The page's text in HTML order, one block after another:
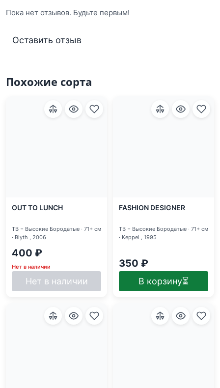
Пока нет отзывов. Будьте первым!
Оставить отзыв
Похожие сорта
OUT TO LUNCH
TB − Высокие Бородатые · 71+ см
· Blyth , 2006
400 ₽
Нет в наличии
Нет в наличии
FASHION DESIGNER
TB − Высокие Бородатые · 71+ см
· Keppel , 1995
350 ₽
В корзину⏳